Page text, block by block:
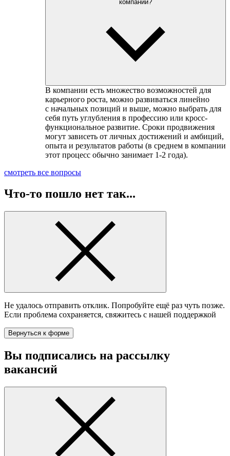
компании?
В компании есть множество возможностей для
карьерного роста, можно развиваться линейно
с начальных позиций и выше, можно выбрать для
себя путь углубления в профессию или кросс-
функциональное развитие. Сроки продвижения
могут зависеть от личных достижений и амбиций,
опыта и результатов работы (в среднем в компании
этот процесс обычно занимает 1-2 года).
смотреть все вопросы
Что-то пошло нет так...
Не удалось отправить отклик. Попробуйте ещё раз чуть позже.
Если проблема сохраняется, свяжитесь с нашей поддержкой
Вернуться к форме
Вы подписались на рассылку
вакансий